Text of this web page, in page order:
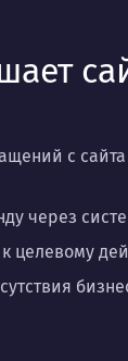
с сайта
через
целевому